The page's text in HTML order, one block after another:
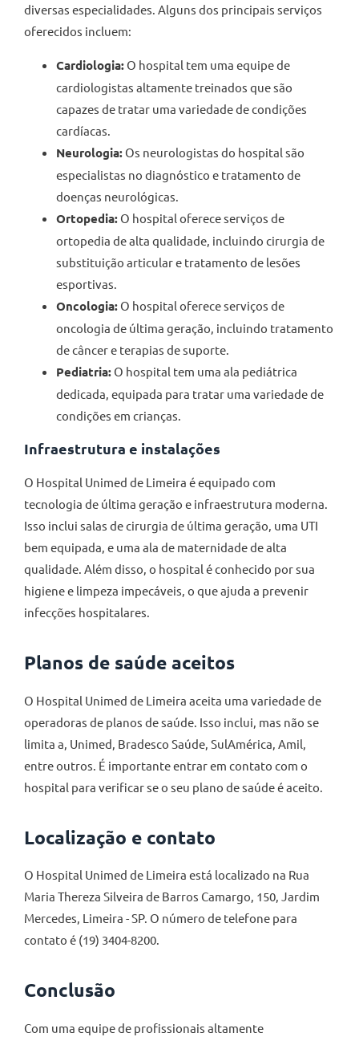
diversas especialidades. Alguns dos principais serviços
oferecidos incluem:
Cardiologia: O hospital tem uma equipe de
cardiologistas altamente treinados que são
capazes de tratar uma variedade de condições
cardíacas.
Neurologia: Os neurologistas do hospital são
especialistas no diagnóstico e tratamento de
doenças neurológicas.
Ortopedia: O hospital oferece serviços de
ortopedia de alta qualidade, incluindo cirurgia de
substituição articular e tratamento de lesões
esportivas.
Oncologia: O hospital oferece serviços de
oncologia de última geração, incluindo tratamento
de câncer e terapias de suporte.
Pediatria: O hospital tem uma ala pediátrica
dedicada, equipada para tratar uma variedade de
condições em crianças.
Infraestrutura e instalações
O Hospital Unimed de Limeira é equipado com
tecnologia de última geração e infraestrutura moderna.
Isso inclui salas de cirurgia de última geração, uma UTI
bem equipada, e uma ala de maternidade de alta
qualidade. Além disso, o hospital é conhecido por sua
higiene e limpeza impecáveis, o que ajuda a prevenir
infecções hospitalares.
Planos de saúde aceitos
O Hospital Unimed de Limeira aceita uma variedade de
operadoras de planos de saúde. Isso inclui, mas não se
limita a, Unimed, Bradesco Saúde, SulAmérica, Amil,
entre outros. É importante entrar em contato com o
hospital para verificar se o seu plano de saúde é aceito.
Localização e contato
O Hospital Unimed de Limeira está localizado na Rua
Maria Thereza Silveira de Barros Camargo, 150, Jardim
Mercedes, Limeira - SP. O número de telefone para
contato é (19) 3404-8200.
Conclusão
Com uma equipe de profissionais altamente